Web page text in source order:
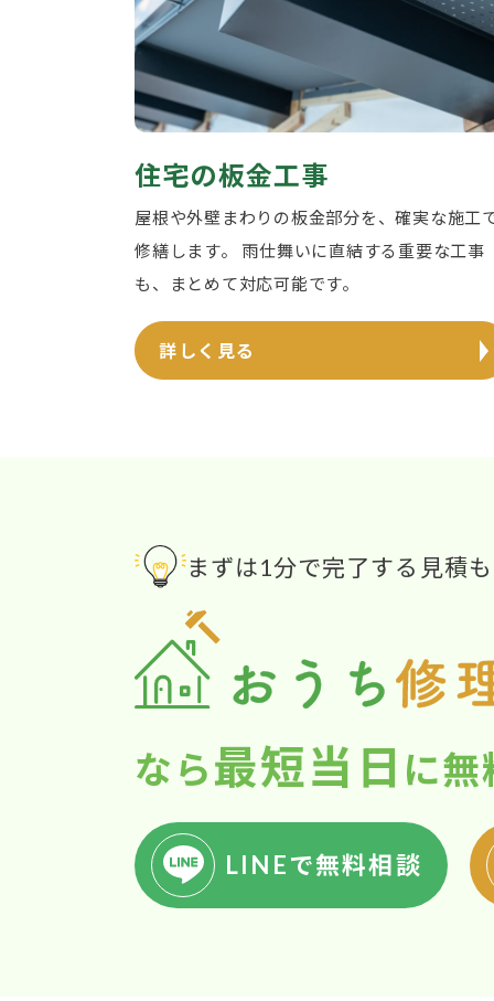
住宅の板金工事
屋根や外壁まわりの板金部分を、確実な施工
修繕します。 雨仕舞いに直結する重要な工事
も、まとめて対応可能です。
詳しく見る
まずは1分で完了する見積
なら最短当日 に無
LINEで無料相談